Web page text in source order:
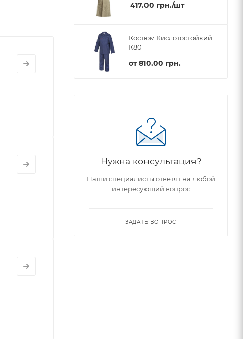
417.00 грн./шт
Костюм Кислотостойкий
К80
от810.00 грн.
Нужна консультация?
Наши специалисты ответят на любой
интересующий вопрос
ЗАДАТЬ ВОПРОС